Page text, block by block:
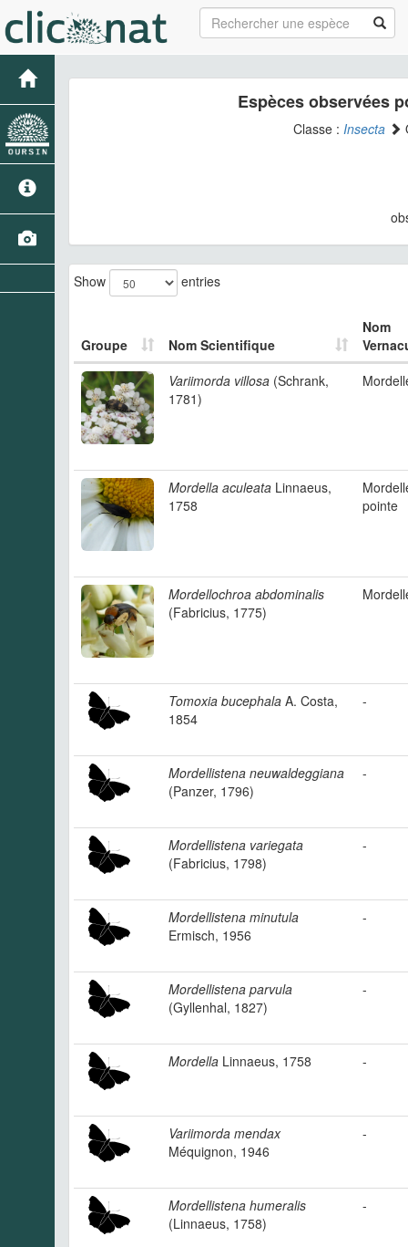
Espèces observées
Classe : Insecta
Show entries
Groupe Nom Scientifique
Nom
Variimorda villosa (Schrank,
1781)
Mordella aculeata Linnaeus,
1758
pointe
Mordellochroa abdominalis
(Fabricius, 1775)
Tomoxia bucephala A. Costa,
1854
-
Mordellistena neuwaldeggiana
(Panzer, 1796)
-
Mordellistena variegata
(Fabricius, 1798)
-
Mordellistena minutula
Ermisch, 1956
-
Mordellistena parvula
(Gyllenhal, 1827)
-
Mordella Linnaeus, 1758 -
Variimorda mendax
Méquignon, 1946
-
Mordellistena humeralis
(Linnaeus, 1758)
-